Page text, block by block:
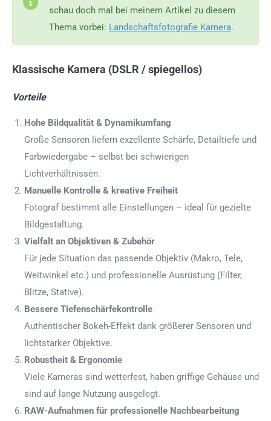
schau doch mal bei meinem Artikel zu diesem
Thema vorbei: Landschaftsfotografie Kamera.
Klassische Kamera (DSLR / spiegellos)
Vorteile
Hohe Bildqualität & Dynamikumfang
Große Sensoren liefern exzellente Schärfe, Detailtiefe und
Farbwiedergabe – selbst bei schwierigen
Lichtverhältnissen.
Manuelle Kontrolle & kreative Freiheit
Fotograf bestimmt alle Einstellungen – ideal für gezielte
Bildgestaltung.
Vielfalt an Objektiven & Zubehör
Für jede Situation das passende Objektiv (Makro, Tele,
Weitwinkel etc.) und professionelle Ausrüstung (Filter,
Blitze, Stative).
Bessere Tiefenschärfekontrolle
Authentischer Bokeh-Effekt dank größerer Sensoren und
lichtstarker Objektive.
Robustheit & Ergonomie
Viele Kameras sind wetterfest, haben griffige Gehäuse und
sind auf lange Nutzung ausgelegt.
RAW-Aufnahmen für professionelle Nachbearbeitung